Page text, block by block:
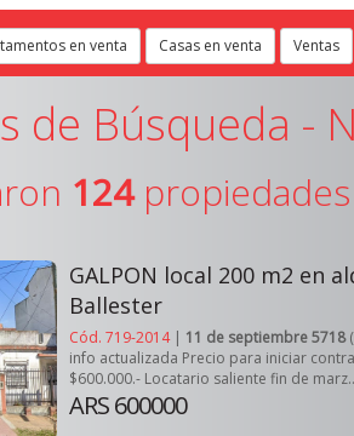
en venta Casas en venta Ventas
de Búsqueda -
124
GALPON local 200 m2 en
Ballester
Cód. 719-2014| 11 de septiembre 5718
info actualizada Precio para iniciar
$600.000.- Locatario saliente fin de
ARS 600000